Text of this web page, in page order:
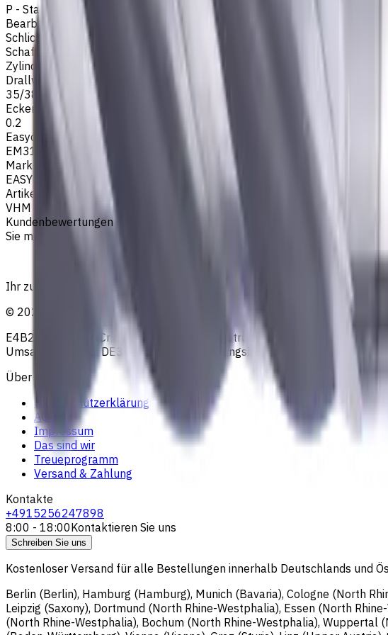
P - Stahl
Bearbeitungsart
Schlichtfräsen
Schruppfräsen Nutenfräsen
Schafttyp
Zylinderschaft
Drallwinkel
35/38
Eckenradius, mm
0.2
Easycut Serie
EM311
Marke
EASYCUT
Artikeltyp
VHM Schaftfräsern
Kundenbewertungen
Sie müssen eingeloggt sein, um eine Bewertung abzugeben.
Ihr zuverlässiger Lieferant von Werkzeugen, Verbrauchsmaterialien und
© 2023
E4B2B Gmbh (CNCmarket.de); Heisenbergstraße 5, 10587, Berlin,
Umsatzsteuer-ID: DE364343215; Vertretungsberechtigter
Über uns
Datenschutzerklärung
AGB
Impressum
Das sind wir
Treueprogramm
Versand & Zahlung
Kontakte
+4915256247898
8:00 - 18:00Kontaktieren Sie uns
Schreiben Sie uns
Kostenloser Versand für alle Bestellungen innerhalb Deutschlands und
Berlin (Berlin), Hamburg (Hamburg), Munich (Bavaria), Cologne (North
Leipzig (Saxony), Dortmund (North Rhine-Westphalia), Essen (North
(North Rhine-Westphalia), Bochum (North Rhine-Westphalia),